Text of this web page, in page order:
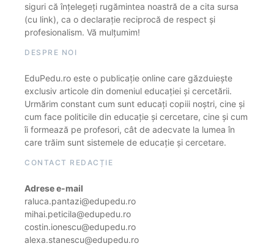
siguri că înțelegeți rugămintea noastră de a cita sursa
(cu link), ca o declarație reciprocă de respect și
profesionalism. Vă mulțumim!
DESPRE NOI
EduPedu.ro este o publicație online care găzduiește
exclusiv articole din domeniul educației și cercetării.
Urmărim constant cum sunt educați copiii noștri, cine și
cum face politicile din educație și cercetare, cine și cum
îi formează pe profesori, cât de adecvate la lumea în
care trăim sunt sistemele de educație și cercetare.
CONTACT REDACȚIE
Adrese e-mail
raluca.pantazi@edupedu.ro
mihai.peticila@edupedu.ro
costin.ionescu@edupedu.ro
alexa.stanescu@edupedu.ro